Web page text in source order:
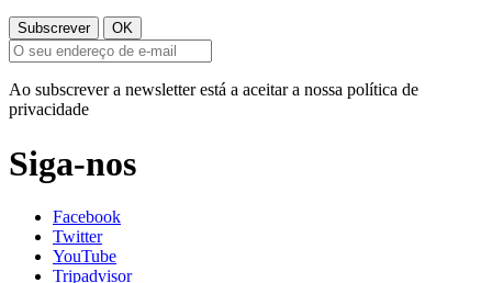
Ao subscrever a newsletter está a aceitar a nossa política de
privacidade
Siga-nos
Facebook
Twitter
YouTube
Tripadvisor